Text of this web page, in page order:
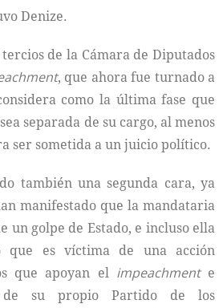
Denize.
de la Cámara de Diputados
, que ahora fue turnado a
como la última fase que
separada de su cargo, al menos
ser sometida a un juicio político.
también una segunda cara, ya
manifestado que la mandataria
un golpe de Estado, e incluso ella
que es víctima de una acción
que apoyan el impeachmente
de su propio Partido de los